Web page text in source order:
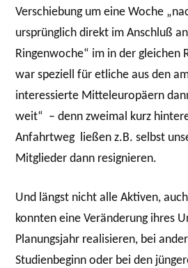
Verschiebung um eine Woche
ursprünglich direkt im Anschluß
Ringenwoche“ im in der gleichen
war speziell für etliche aus den
interessierte Mitteleuropäern
weit“ – denn zweimal kurz
Anfahrtweg ließen z.B. selbst
Mitglieder dann resignieren.
Und längst nicht alle Aktiven,
konnten eine Veränderung ihres
Planungsjahr realisieren, bei
Studienbeginn oder bei den